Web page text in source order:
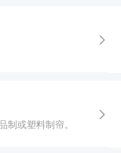
或塑料制帘。